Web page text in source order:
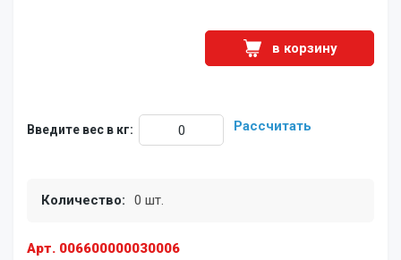
Арт. 006600000030006
в корзину
Введите вес в кг: Рассчитать
Количество: 0 шт.